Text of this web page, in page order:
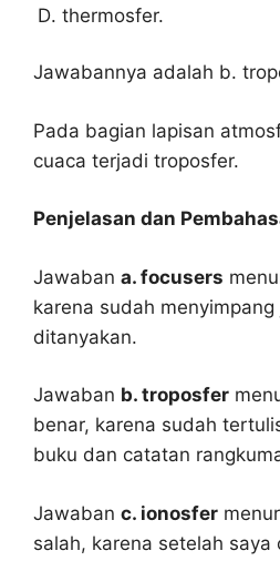
thermosfer.
Jawabannya adalah b.
Pada bagian lapisan
cuaca terjadi troposfer.
Penjelasan dan
Jawaban a. focusers
karena sudah
ditanyakan.
Jawaban b. troposfer
benar, karena sudah
buku dan catatan
Jawaban c. ionosfer
salah, karena setelah